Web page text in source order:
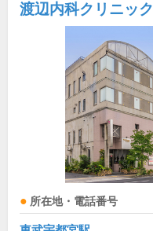
渡辺内科クリニック
所在地・電話番号